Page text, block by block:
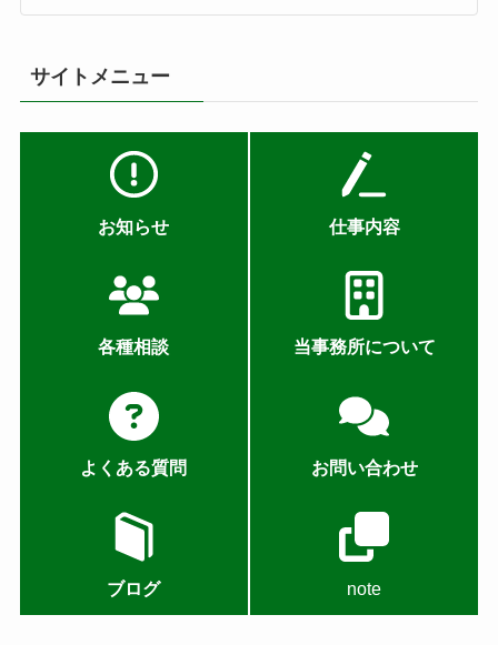
サイトメニュー
お知らせ 仕事内容
各種相談 当事務所について
よくある質問 お問い合わせ
ブログ note